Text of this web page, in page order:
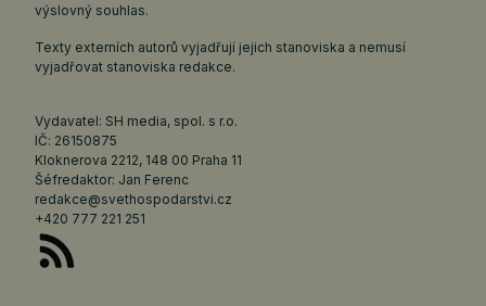
výslovný souhlas.
Texty externích autorů vyjadřují jejich stanoviska a nemusí
vyjadřovat stanoviska redakce.
Vydavatel: SH media, spol. s r.o.
IČ: 26150875
Kloknerova 2212, 148 00 Praha 11
Šéfredaktor: Jan Ferenc
redakce@svethospodarstvi.cz
+420 777 221 251